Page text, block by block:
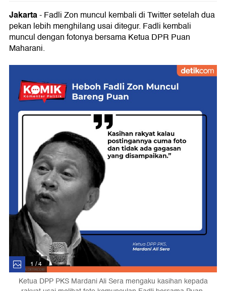
Jakarta- Fadli Zon muncul kembali di Twitter setelah dua
pekan lebih menghilang usai ditegur. Fadli kembali
muncul dengan fotonya bersama Ketua DPR Puan
Maharani.
1 / 4
Ketua DPP PKS Mardani Ali Sera mengaku kasihan kepada